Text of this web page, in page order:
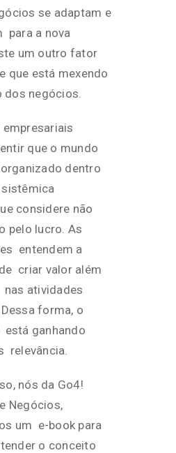
se adaptam e
para a nova
um outro fator
que está mexendo
negócios.
que o mundo
dentro
considere não
pelo lucro. As
entendem a
criar valor além
atividades
forma, o
está ganhando
relevância.
nós da Go4!
Negócios,
um e-book para
o conceito